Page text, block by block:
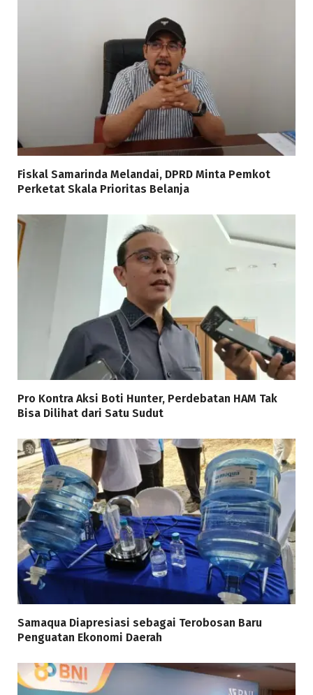
Fiskal Samarinda Melandai, DPRD Minta Pemkot
Perketat Skala Prioritas Belanja
Pro Kontra Aksi Boti Hunter, Perdebatan HAM Tak
Bisa Dilihat dari Satu Sudut
Samaqua Diapresiasi sebagai Terobosan Baru
Penguatan Ekonomi Daerah